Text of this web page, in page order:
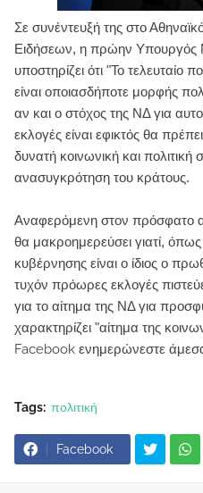
Σε συνέντευξή της στο
Ειδήσεων, η πρώην Υπουργός
υποστηρίζει ότι "Το τελευταίο
είναι οποιασδήποτε μορφής
αν και ο στόχος της ΝΔ για
εκλογές είναι εφικτός θα
δυνατή κοινωνική και πολιτική
ανασυγκρότηση του κράτους.
Αναφερόμενη στον πρόσφατο
θα μακροημερεύσει γιατί,
κυβέρνησης είναι ο ίδιος ο
τυχόν πρόωρες εκλογές
για το αίτημα της ΝΔ για
χαρακτηρίζει "αίτημα της
Facebook ενημερώνεστε
Tags: πολιτική
Facebook